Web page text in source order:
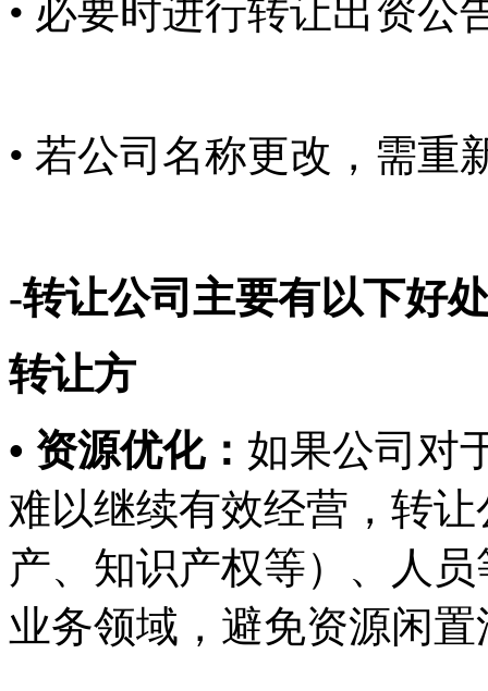
• 必要时进行转让出资公
• 若公司名称更改，需重
-转让公司主要有以下好
转让方
• 资源优化： 如果公司对
难以继续有效经营，转
产、知识产权等）、人
业务领域，避免资源闲置